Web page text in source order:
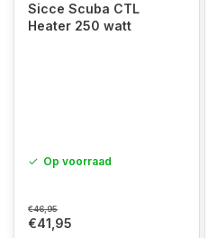
Sicce Scuba CTL
Heater 250 watt
Op voorraad
€46,95
€41,95